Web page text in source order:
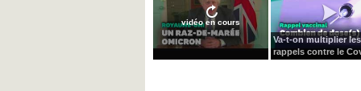
vidéo en cours
Va-t-on multiplier les
rappels contre le